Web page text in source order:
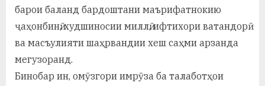
барои баланд бардоштани маърифатнокию
ҷаҳонбинӣ, худшиносии миллӣ, ифтихори ватандорӣ
ва масъулияти шаҳрвандии хеш саҳми арзанда
мегузоранд.
Бинобар ин, омӯзгори имрӯза ба талаботҳои